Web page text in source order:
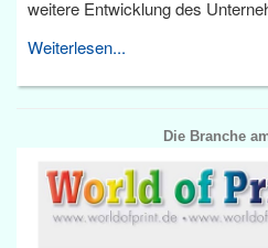
weitere Entwicklung des
Weiterlesen...
Die Branche